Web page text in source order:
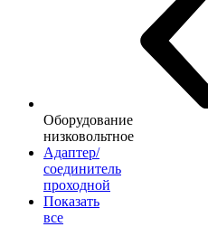
Оборудование
низковольтное
Адаптер/
соединитель
проходной
Показать
все